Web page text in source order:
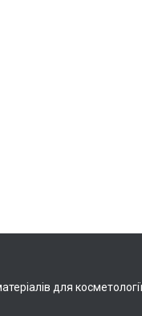
для